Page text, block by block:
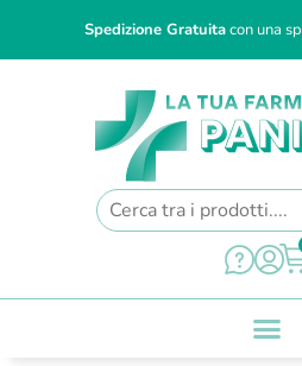
Spedizione Gratuitacon una